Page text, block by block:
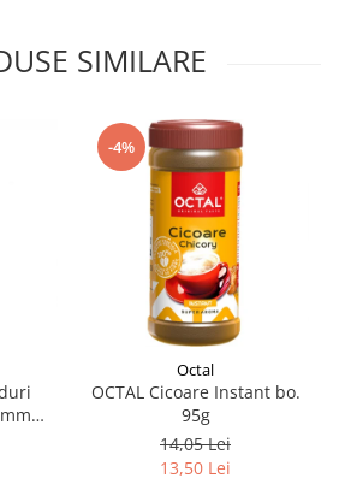
SIMILARE
-4%
Octal
OCTAL Cicoare Instant bo.
95g
14,05 Lei
13,50 Lei